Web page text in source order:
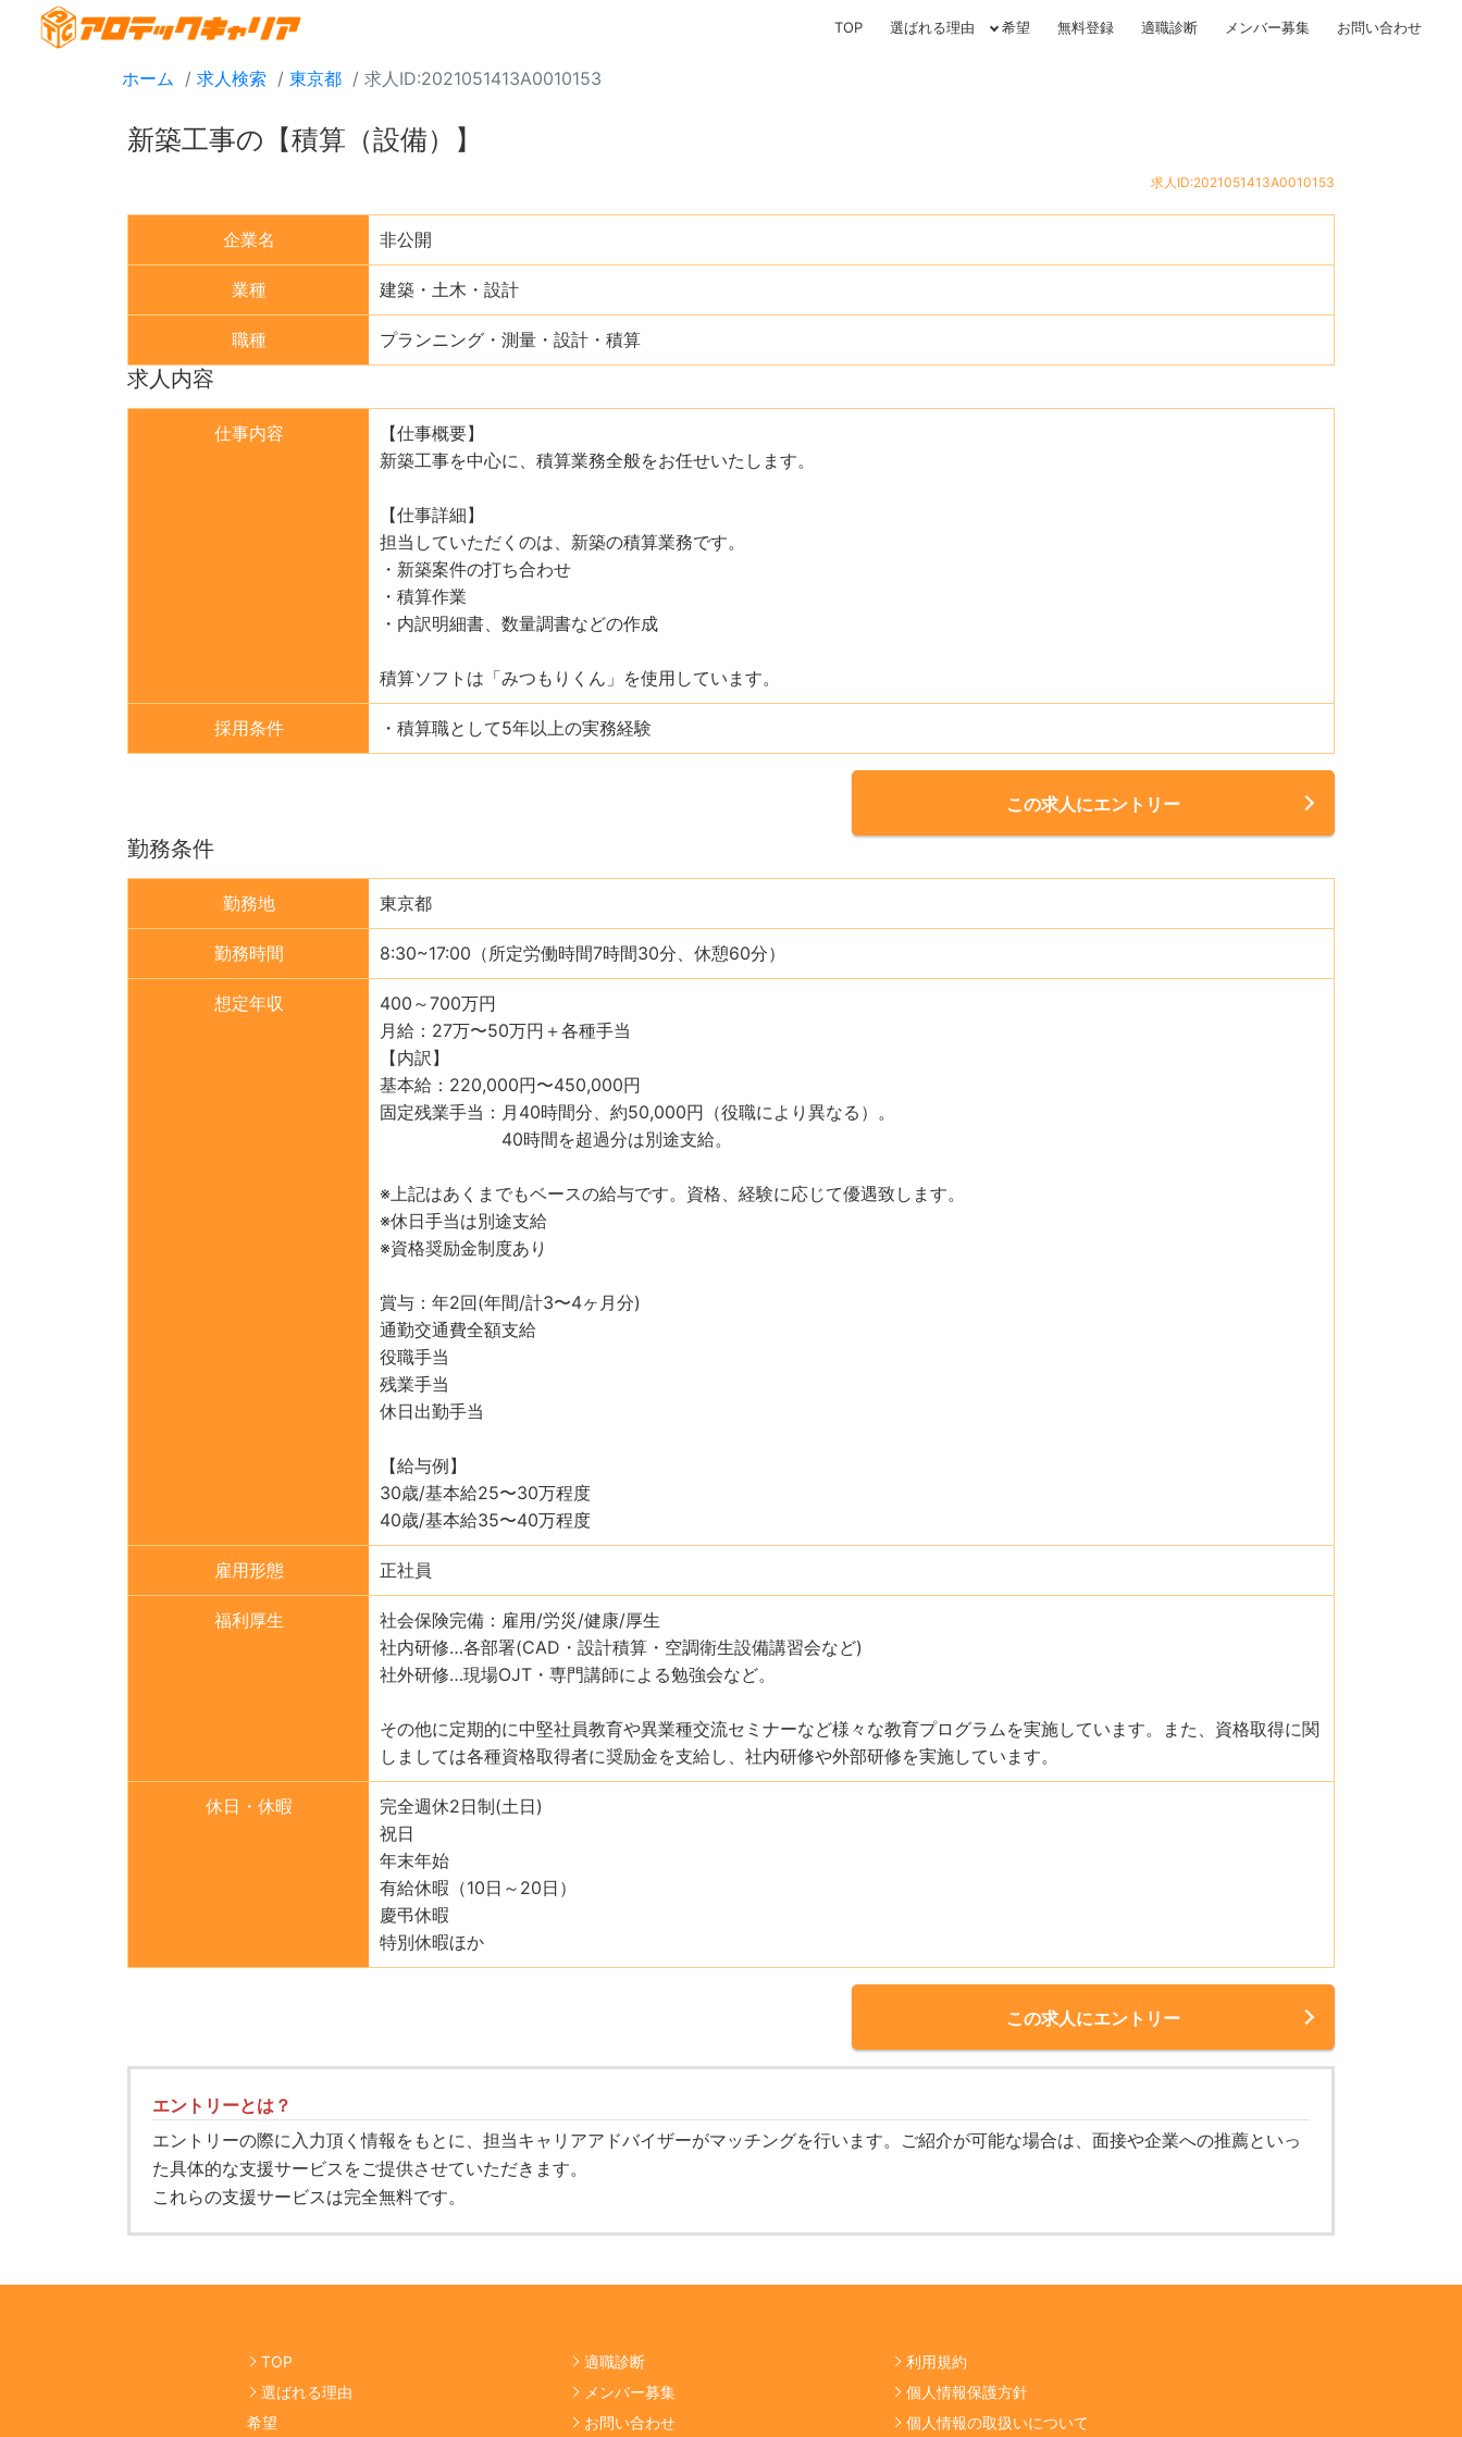
TOP 選ばれる理由 希望 無料登録 適職診断 メンバー募集 お問い合わせ
ホーム 求人検索 東京都 求人ID:2021051413A0010153
新築工事の【積算（設備）】
求人ID:2021051413A0010153
企業名 非公開
業種 建築・土木・設計
職種 プランニング・測量・設計・積算
求人内容
仕事内容
【仕事概要】
新築工事を中心に、積算業務全般をお任せいたします。
【仕事詳細】
担当していただくのは、新築の積算業務です。
・新築案件の打ち合わせ
・積算作業
・内訳明細書、数量調書などの作成
積算ソフトは「みつもりくん」を使用しています。
採用条件 ・積算職として5年以上の実務経験
この求人にエントリー
勤務条件
勤務地 東京都
勤務時間 8:30~17:00（所定労働時間7時間30分、休憩60分）
想定年収
400～700万円
月給：27万〜50万円＋各種手当
【内訳】
基本給：220,000円〜450,000円
固定残業手当：月40時間分、約50,000円（役職により異なる）。
40時間を超過分は別途支給。
※上記はあくまでもベースの給与です。資格、経験に応じて優遇致します。
※休日手当は別途支給
※資格奨励金制度あり
賞与：年2回(年間/計3〜4ヶ月分)
通勤交通費全額支給
役職手当
残業手当
休日出勤手当
【給与例】
30歳/基本給25〜30万程度
40歳/基本給35〜40万程度
雇用形態 正社員
福利厚生
社会保険完備：雇用/労災/健康/厚生
社内研修…各部署(CAD・設計積算・空調衛生設備講習会など)
社外研修…現場OJT・専門講師による勉強会など。
その他に定期的に中堅社員教育や異業種交流セミナーなど様々な教育プログラムを実施しています。また、資格取得に関
しましては各種資格取得者に奨励金を支給し、社内研修や外部研修を実施しています。
休日・休暇
完全週休2日制(土日)
祝日
年末年始
有給休暇（10日～20日）
慶弔休暇
特別休暇ほか
この求人にエントリー
エントリーとは？
エントリーの際に入力頂く情報をもとに、担当キャリアアドバイザーがマッチングを行います。ご紹介が可能な場合は、面接や企業への推薦といっ
た具体的な支援サービスをご提供させていただきます。
これらの支援サービスは完全無料です。
TOP
選ばれる理由
希望
適職診断
メンバー募集
お問い合わせ
利用規約
個人情報保護方針
個人情報の取扱いについて